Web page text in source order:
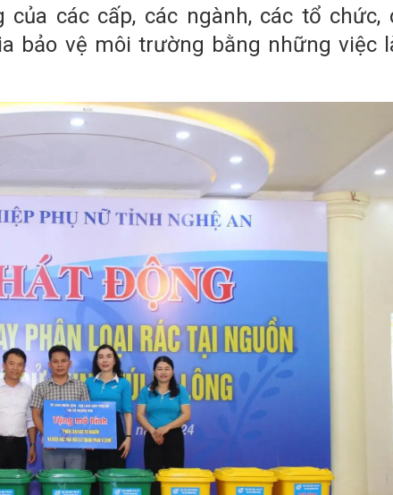
các cấp, các ngành, các tổ chức,
bảo vệ môi trường bằng những việc